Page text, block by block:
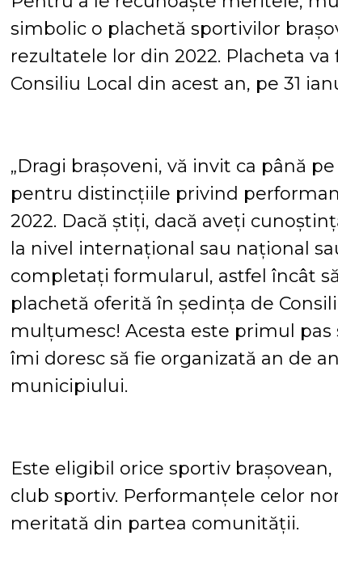
simbolic o plachetă sportivilor
rezultatele lor din 2022. Placheta
Consiliu Local din acest an, pe 31
„Dragi brașoveni, vă invit ca până
pentru distincțiile privind
2022. Dacă știți, dacă aveți
la nivel internațional sau național
completați formularul, astfel încât
plachetă oferită în ședința de
mulțumesc! Acesta este primul pas
îmi doresc să fie organizată an de
municipiului.
Este eligibil orice sportiv
club sportiv. Performanțele celor
meritată din partea comunității.